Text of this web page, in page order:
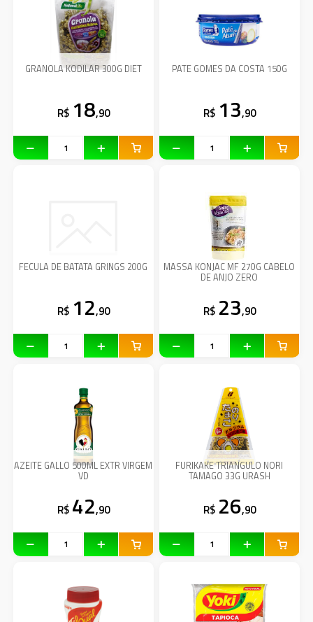
GRANOLA KODILAR 300G DIET
R$ 18,90
PATE GOMES DA COSTA 150G
R$ 13,90
FECULA DE BATATA GRINGS 200G
R$ 12,90
MASSA KONJAC MF 270G CABELO
DE ANJO ZERO
R$ 23,90
AZEITE GALLO 500ML EXTR VIRGEM
VD
R$ 42,90
FURIKAKE TRIANGULO NORI
TAMAGO 33G URASH
R$ 26,90